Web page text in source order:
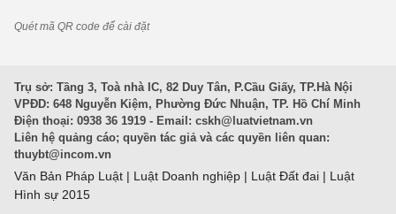
Quét mã QR code để cài đặt
Trụ sở: Tầng 3, Toà nhà IC, 82 Duy Tân, P.Cầu Giấy, TP.Hà Nội
VPĐD: 648 Nguyễn Kiệm, Phường Đức Nhuận, TP. Hồ Chí Minh
Điện thoại: 0938 36 1919 - Email: cskh@luatvietnam.vn
Liên hệ quảng cáo; quyền tác giả và các quyền liên quan:
thuybt@incom.vn
Văn Bản Pháp Luật | Luật Doanh nghiệp | Luật Đất đai | Luật
Hình sự 2015